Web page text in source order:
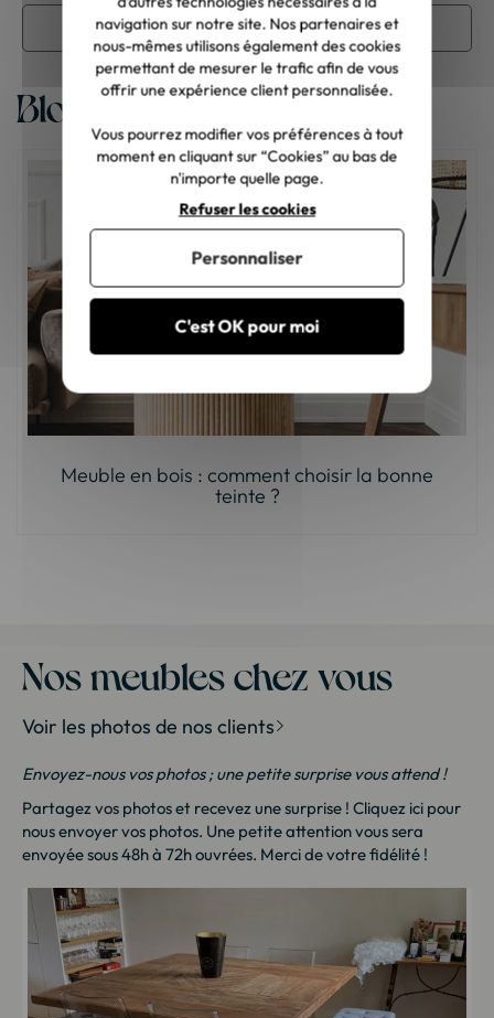
Rangement de bureau
Blog
Meuble en bois : comment choisir la bonne
teinte ?
Nos meubles chez vous
Voir les photos de nos clients
Envoyez-nous vos photos ; une petite surprise vous attend !
Partagez vos photos et recevez une surprise ! Cliquez ici pour
nous envoyer vos photos. Une petite attention vous sera
envoyée sous 48h à 72h ouvrées. Merci de votre fidélité !
navigation sur notre site. Nos partenaires et
nous-mêmes utilisons également des cookies
permettant de mesurer le trafic afin de vous
offrir une expérience client personnalisée.
Vous pourrez modifier vos préférences à tout
moment en cliquant sur “Cookies” au bas de
n'importe quelle page.
C'est OK pour moi
Refuser les cookies
Personnaliser